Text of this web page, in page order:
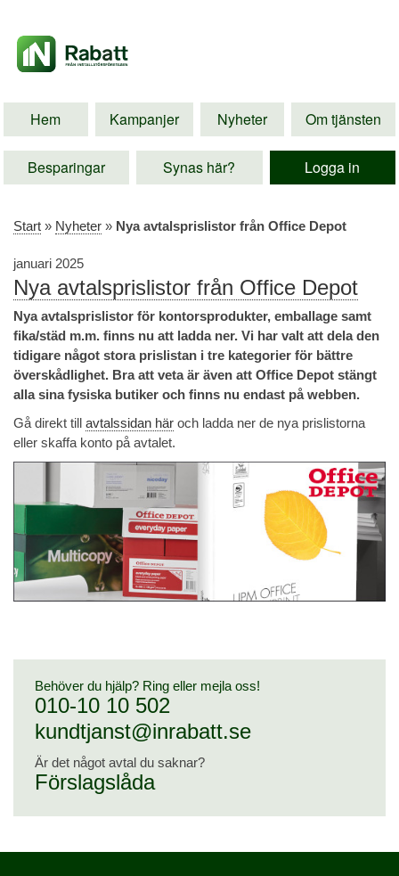
Hem Kampanjer Nyheter Om tjänsten
Besparingar Synas här? Logga in
Start » Nyheter » Nya avtalsprislistor från Office Depot
januari 2025
Nya avtalsprislistor från Office Depot
Nya avtalsprislistor för kontorsprodukter, emballage samt
fika/städ m.m. finns nu att ladda ner. Vi har valt att dela den
tidigare något stora prislistan i tre kategorier för bättre
överskådlighet. Bra att veta är även att Office Depot stängt
alla sina fysiska butiker och finns nu endast på webben.
Gå direkt till avtalssidan här och ladda ner de nya prislistorna
eller skaffa konto på avtalet.
Behöver du hjälp? Ring eller mejla oss!
010-10 10 502
kundtjanst@inrabatt.se
Är det något avtal du saknar?
Förslagslåda